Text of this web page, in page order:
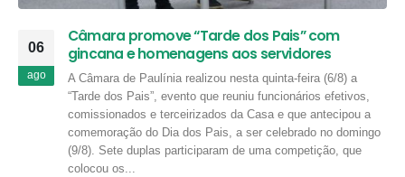
06
ago
Câmara promove “Tarde dos Pais” com
gincana e homenagens aos servidores
A Câmara de Paulínia realizou nesta quinta-feira (6/8) a
“Tarde dos Pais”, evento que reuniu funcionários efetivos,
comissionados e terceirizados da Casa e que antecipou a
comemoração do Dia dos Pais, a ser celebrado no domingo
(9/8). Sete duplas participaram de uma competição, que
colocou os...